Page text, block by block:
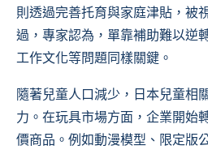
則透過完善托育與家庭津貼，被
過，專家認為，單靠補助難以逆
工作文化等問題同樣關鍵。
隨著兒童人口減少，日本兒童相
力。在玩具市場方面，企業開始
價商品。例如動漫模型、限定版